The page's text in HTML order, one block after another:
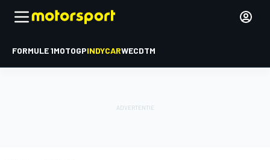
FORMULE 1MOTOGPINDYCARWECDTM